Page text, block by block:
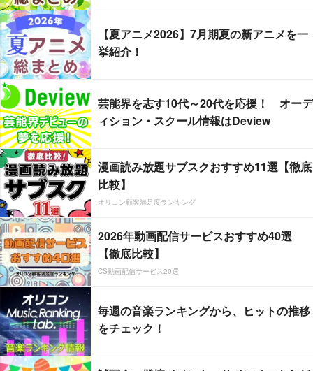
【夏アニメ2026】7月期夏の新アニメを一
挙紹介！
芸能界を志す10代～20代を応援！ オーデ
ィション・スクール情報はDeview
漫画読み放題サブスクおすすめ11選【徹底
比較】
オリコン顧客満足度ランキング
2026年動画配信サービスおすすめ40選
【徹底比較】
CS動画配信サービス20選
毎週の音楽ランキングから、ヒットの推移
をチェック！